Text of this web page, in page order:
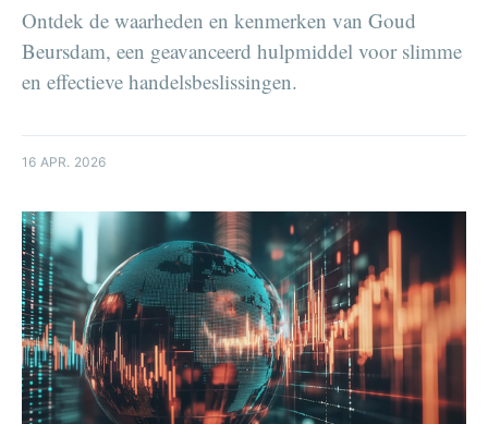
Ontdek de waarheden en kenmerken van Goud
Beursdam, een geavanceerd hulpmiddel voor slimme
en effectieve handelsbeslissingen.
16 APR. 2026